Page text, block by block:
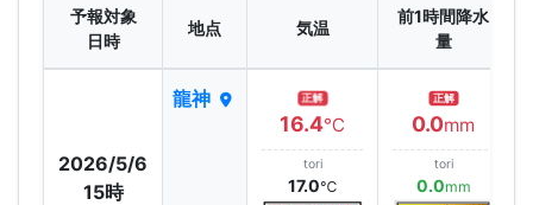
予報対象
日時
地点 気温
前1時間降水
量
2026/5/6
15時
龍神 正解
16.4℃
tori
17.0℃
正解
0.0mm
tori
0.0mm